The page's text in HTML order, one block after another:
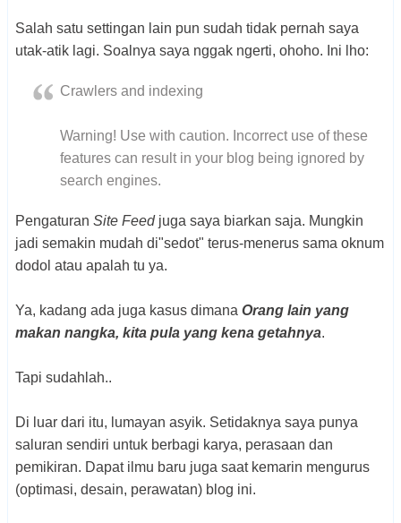
Salah satu settingan lain pun sudah tidak pernah saya
utak-atik lagi. Soalnya saya nggak ngerti, ohoho. Ini lho:
Crawlers and indexing
Warning! Use with caution. Incorrect use of these
features can result in your blog being ignored by
search engines.
Pengaturan Site Feedjuga saya biarkan saja. Mungkin
jadi semakin mudah di"sedot" terus-menerus sama oknum
dodol atau apalah tu ya.
Ya, kadang ada juga kasus dimana Orang lain yang
makan nangka, kita pula yang kena getahnya.
Tapi sudahlah..
Di luar dari itu, lumayan asyik. Setidaknya saya punya
saluran sendiri untuk berbagi karya, perasaan dan
pemikiran. Dapat ilmu baru juga saat kemarin mengurus
(optimasi, desain, perawatan) blog ini.